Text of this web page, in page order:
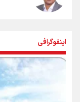
اینفوگرافی